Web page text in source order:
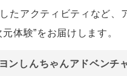
たアクティビティなど、
元体験”をお届けします。
ンしんちゃんアドベンチ